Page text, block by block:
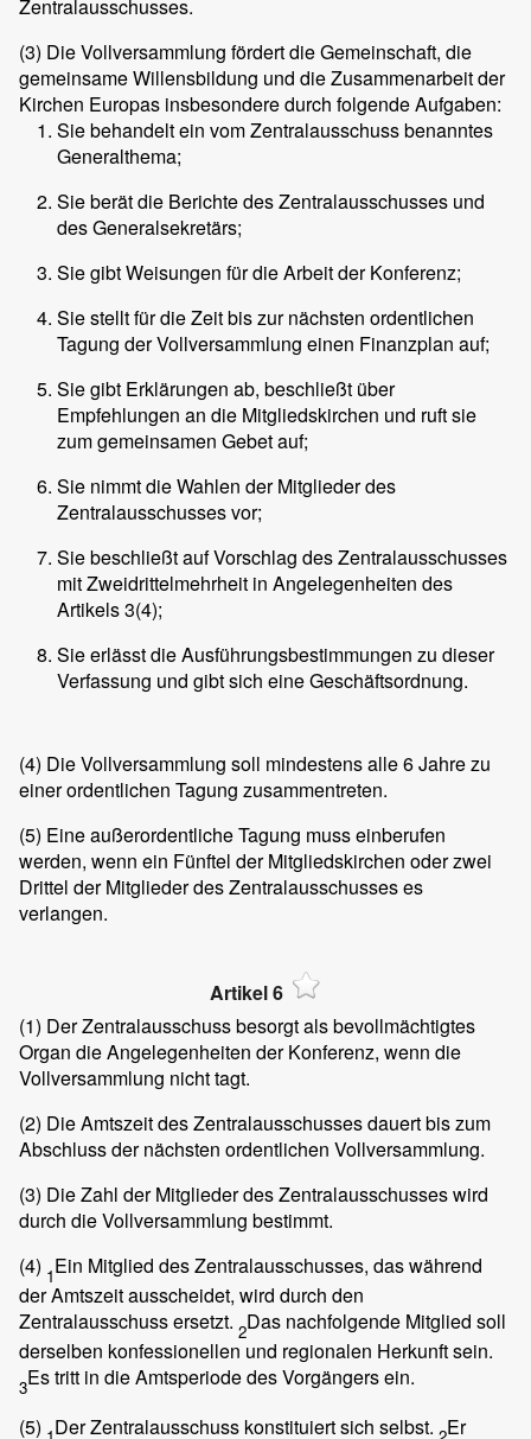
Zentralausschusses.
(3) Die Vollversammlung fördert die Gemeinschaft, die
gemeinsame Willensbildung und die Zusammenarbeit der
Kirchen Europas insbesondere durch folgende Aufgaben:
Sie behandelt ein vom Zentralausschuss benanntes
Generalthema;
Sie berät die Berichte des Zentralausschusses und
des Generalsekretärs;
Sie gibt Weisungen für die Arbeit der Konferenz;
Sie stellt für die Zeit bis zur nächsten ordentlichen
Tagung der Vollversammlung einen Finanzplan auf;
Sie gibt Erklärungen ab, beschließt über
Empfehlungen an die Mitgliedskirchen und ruft sie
zum gemeinsamen Gebet auf;
Sie nimmt die Wahlen der Mitglieder des
Zentralausschusses vor;
Sie beschließt auf Vorschlag des Zentralausschusses
mit Zweidrittelmehrheit in Angelegenheiten des
Artikels 3(4);
Sie erlässt die Ausführungsbestimmungen zu dieser
Verfassung und gibt sich eine Geschäftsordnung.
(4) Die Vollversammlung soll mindestens alle 6 Jahre zu
einer ordentlichen Tagung zusammentreten.
(5) Eine außerordentliche Tagung muss einberufen
werden, wenn ein Fünftel der Mitgliedskirchen oder zwei
Drittel der Mitglieder des Zentralausschusses es
verlangen.
Artikel 6
(1) Der Zentralausschuss besorgt als bevollmächtigtes
Organ die Angelegenheiten der Konferenz, wenn die
Vollversammlung nicht tagt.
(2) Die Amtszeit des Zentralausschusses dauert bis zum
Abschluss der nächsten ordentlichen Vollversammlung.
(3) Die Zahl der Mitglieder des Zentralausschusses wird
durch die Vollversammlung bestimmt.
(4) 1Ein Mitglied des Zentralausschusses, das während
der Amtszeit ausscheidet, wird durch den
Zentralausschuss ersetzt. 2Das nachfolgende Mitglied soll
derselben konfessionellen und regionalen Herkunft sein.
3Es tritt in die Amtsperiode des Vorgängers ein.
(5) Der Zentralausschuss konstituiert sich selbst. Er